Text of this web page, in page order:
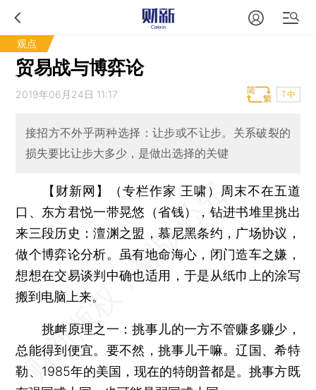
观点
贸易战与博弈论
2019年06月24日 11:17 T中
接招方不外乎两种选择：让步或不让步。关系破裂的
损失要比让步大多少，是做出选择的关键
【财新网】（专栏作家 王啸）
周末不在五道
口、东方君悦一带晃悠（省钱），钻进书堆里挑出
来三段历史：澶渊之盟，慕尼黑条约，广场协议，
做个博弈论分析。虽有地命海心，闭门造车之嫌，
想想在交易谈判中确也适用，于是从纸巾上的涂写
搬到电脑上来。
挑衅原理之一：挑事儿的一方不管赚多赚少，
总能得到便宜。要不然，挑事儿干嘛。辽国、希特
勒、1985年的美国，现在的特朗普都是。挑事方既